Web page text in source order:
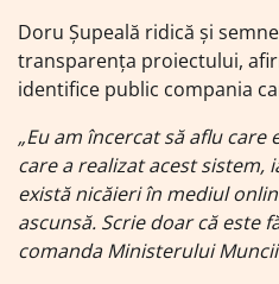
Doru Șupeală ridică și
transparența proiectului,
identifice public compania
„Eu am încercat să aflu
care a realizat acest sistem,
există nicăieri în mediul
ascunsă. Scrie doar că este
comanda Ministerului